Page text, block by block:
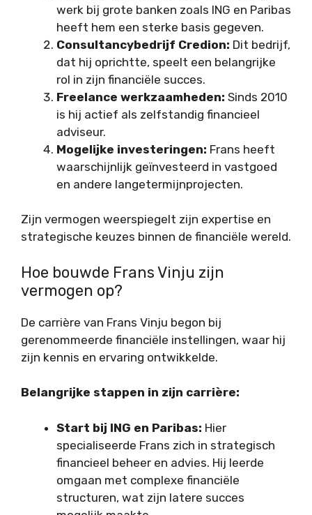
werk bij grote banken zoals ING en Paribas
heeft hem een sterke basis gegeven.
Consultancybedrijf Credion: Dit bedrijf,
dat hij oprichtte, speelt een belangrijke
rol in zijn financiële succes.
Freelance werkzaamheden: Sinds 2010
is hij actief als zelfstandig financieel
adviseur.
Mogelijke investeringen: Frans heeft
waarschijnlijk geïnvesteerd in vastgoed
en andere langetermijnprojecten.
Zijn vermogen weerspiegelt zijn expertise en
strategische keuzes binnen de financiële wereld.
Hoe bouwde Frans Vinju zijn
vermogen op?
De carrière van Frans Vinju begon bij
gerenommeerde financiële instellingen, waar hij
zijn kennis en ervaring ontwikkelde.
Belangrijke stappen in zijn carrière:
Start bij ING en Paribas: Hier
specialiseerde Frans zich in strategisch
financieel beheer en advies. Hij leerde
omgaan met complexe financiële
structuren, wat zijn latere succes